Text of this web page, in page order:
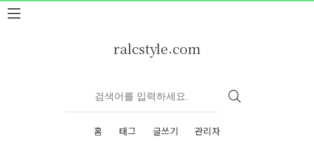
본문 바로가기
ralcstyle.com
홈 태그 글쓰기 관리자